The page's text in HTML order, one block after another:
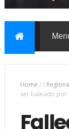
Home //
ser baleado por